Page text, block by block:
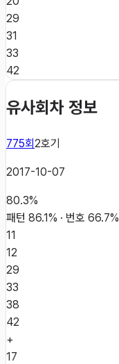
29
31
33
42
유사회차 정보
775회2호기
2017-10-07
80.3%
패턴 86.1% · 번호 66.7%
11
12
29
33
38
42
+
17